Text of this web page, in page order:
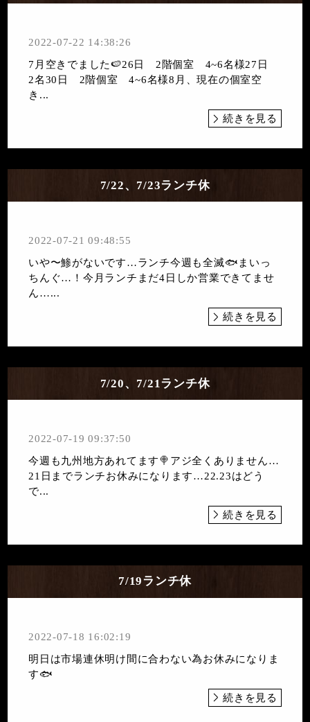
2022-07-22 14:38:26
7月空きでました🍉26日 2階個室 4~6名様27日
2名30日 2階個室 4~6名様8月、現在の個室空
き...
続きを見る
7/22、7/23ランチ休
2022-07-21 09:48:55
いや〜鯵がないです…ランチ今週も全滅🐟まいっ
ちんぐ…！今月ランチまだ4日しか営業できてませ
ん…...
続きを見る
7/20、7/21ランチ休
2022-07-19 09:37:50
今週も九州地方あれてます🍭アジ全くありません…
21日までランチお休みになります…22.23はどう
で...
続きを見る
7/19ランチ休
2022-07-18 16:02:19
明日は市場連休明け間に合わない為お休みになりま
す🐟
続きを見る